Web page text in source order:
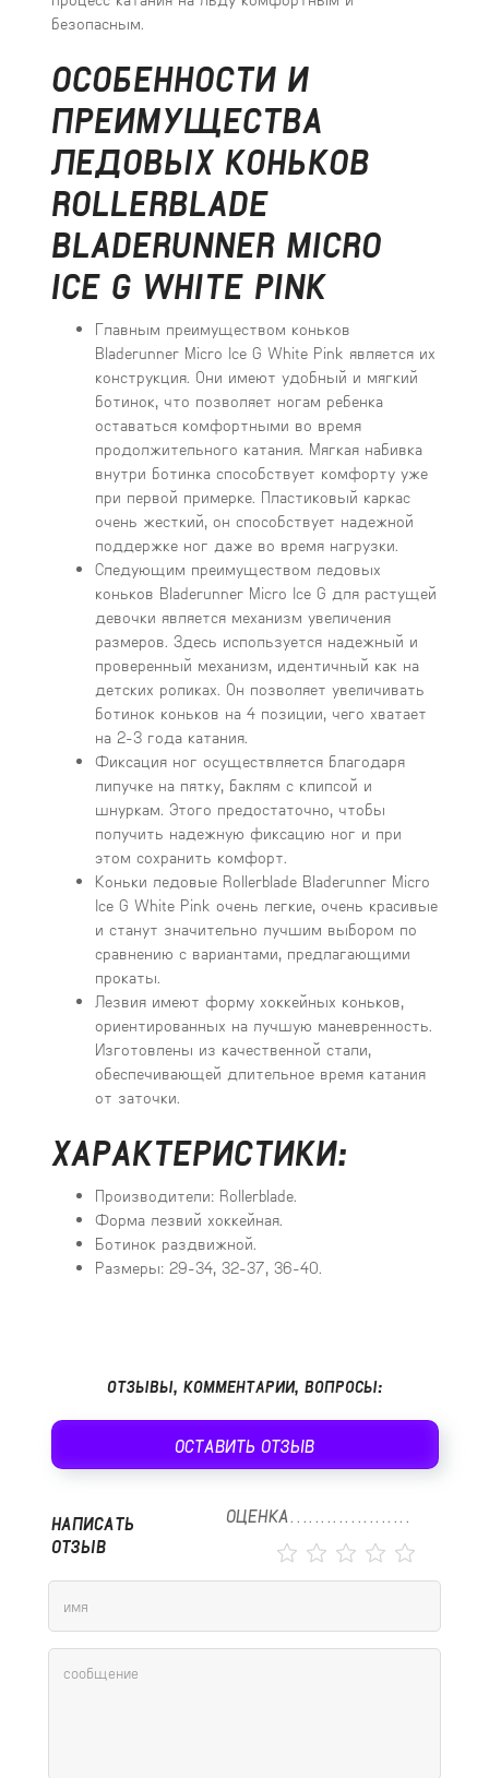
безопасным.
ОСОБЕННОСТИ И
ПРЕИМУЩЕСТВА
ЛЕДОВЫХ КОНЬКОВ
ROLLERBLADE
BLADERUNNER MICRO
ICE G WHITE PINK
Главным преимуществом коньков
Bladerunner Micro Ice G White Pink является их
конструкция. Они имеют удобный и мягкий
ботинок, что позволяет ногам ребенка
оставаться комфортными во время
продолжительного катания. Мягкая набивка
внутри ботинка способствует комфорту уже
при первой примерке. Пластиковый каркас
очень жесткий, он способствует надежной
поддержке ног даже во время нагрузки.
Следующим преимуществом ледовых
коньков Bladerunner Micro Ice G для растущей
девочки является механизм увеличения
размеров. Здесь используется надежный и
проверенный механизм, идентичный как на
детских роликах. Он позволяет увеличивать
ботинок коньков на 4 позиции, чего хватает
на 2-3 года катания.
Фиксация ног осуществляется благодаря
липучке на пятку, баклям с клипсой и
шнуркам. Этого предостаточно, чтобы
получить надежную фиксацию ног и при
этом сохранить комфорт.
Коньки ледовые Rollerblade Bladerunner Micro
Ice G White Pink очень легкие, очень красивые
и станут значительно лучшим выбором по
сравнению с вариантами, предлагающими
прокаты.
Лезвия имеют форму хоккейных коньков,
ориентированных на лучшую маневренность.
Изготовлены из качественной стали,
обеспечивающей длительное время катания
от заточки.
ХАРАКТЕРИСТИКИ:
Производители: Rollerblade.
Форма лезвий хоккейная.
Ботинок раздвижной.
Размеры: 29-34, 32-37, 36-40.
ОТЗЫВЫ, КОММЕНТАРИИ, ВОПРОСЫ:
ОСТАВИТЬ ОТЗЫВ
НАПИСАТЬ
ОТЗЫВ
ОЦЕНКА